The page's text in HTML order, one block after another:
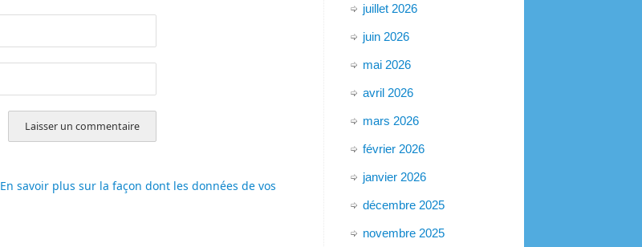
En savoir plus sur la façon dont les données de vos
juillet 2026
juin 2026
mai 2026
avril 2026
mars 2026
février 2026
janvier 2026
décembre 2025
novembre 2025